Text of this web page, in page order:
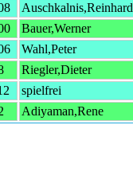
Auschkalnis,Reinhard
Bauer,Werner
Wahl,Peter
Riegler,Dieter
spielfrei
Adiyaman,Rene